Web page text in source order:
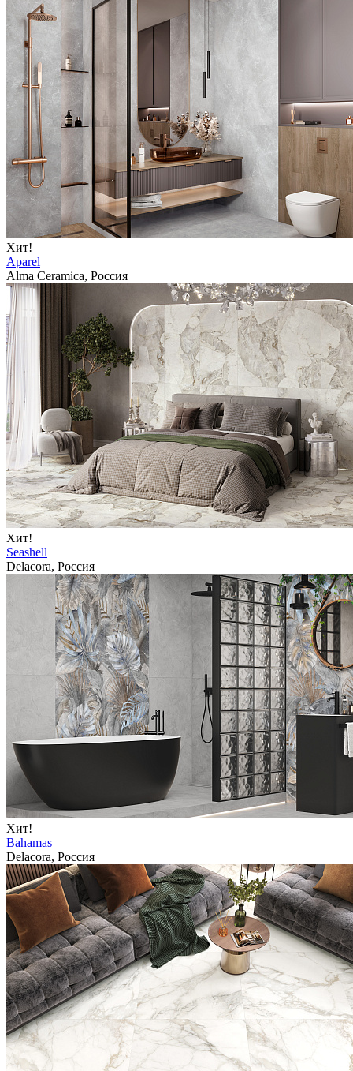
Хит!
Aparel
Alma Ceramica, Россия
Хит!
Seashell
Delacora, Россия
Хит!
Bahamas
Delacora, Россия